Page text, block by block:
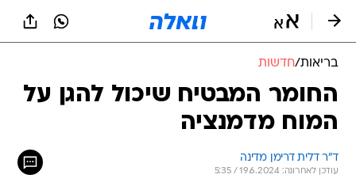
בריאות/חדשות
החומר המבטיח שיכול להגן על
המוח מדמנציה
ד"ר דלית דרימן מדינה
עודכן לאחרונה: 19.6.2024 / 5:35